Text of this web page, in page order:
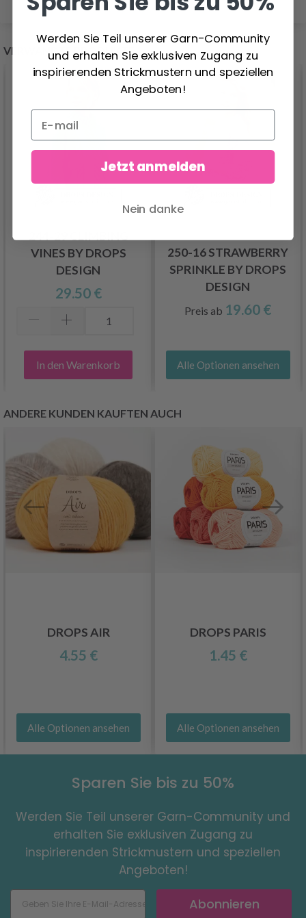
VERWANDTE PRODUKTE
VINES BY DROPS
DESIGN
29.50 €
In den Warenkorb
250-16 STRAWBERRY
SPRINKLE BY DROPS
DESIGN
Preis ab 19.60 €
Alle Optionen ansehen
ANDERE KUNDEN KAUFTEN AUCH
DROPS AIR
4.55 €
Alle Optionen ansehen
DROPS PARIS
1.45 €
Alle Optionen ansehen
Sparen Sie bis zu 50%
Werden Sie Teil unserer Garn-Community und
erhalten Sie exklusiven Zugang zu
inspirierenden Strickmustern und speziellen
Angeboten!
Abonnieren
Werden Sie Teil unserer Garn-Community
und erhalten Sie exklusiven Zugang zu
inspirierenden Strickmustern und speziellen
Angeboten!
Jetzt anmelden
Nein danke